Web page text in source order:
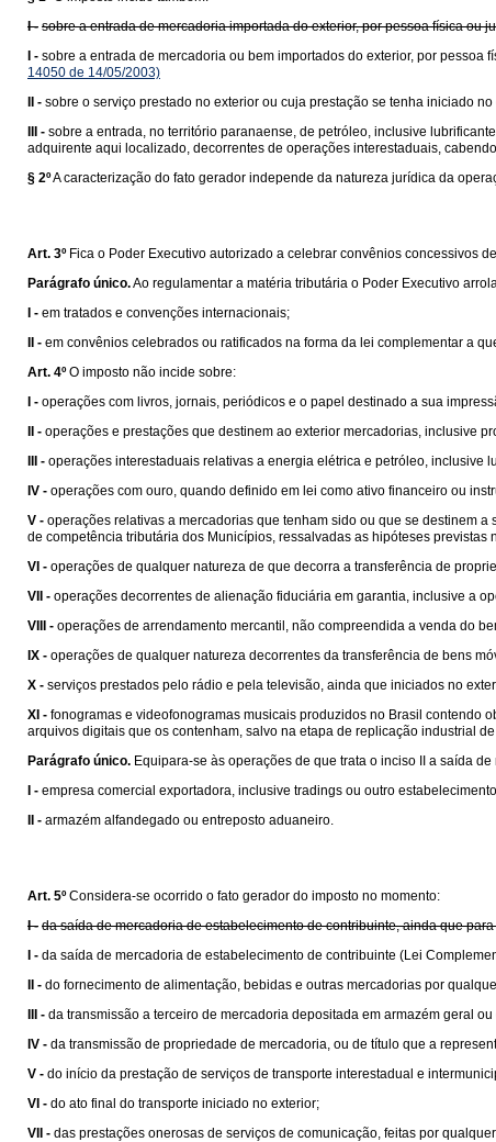
I - sobre a entrada de mercadoria importada do exterior, por pessoa física ou
I - sobre a entrada de mercadoria ou bem importados do exterior, por
14050 de 14/05/2003)
II - sobre o serviço prestado no exterior ou cuja prestação se tenha iniciado no
III - sobre a entrada, no território paranaense, de petróleo, inclusive
adquirente aqui localizado, decorrentes de operações interestaduais,
§ 2ºA caracterização do fato gerador independe da natureza jurídica da
Art. 3º Fica o Poder Executivo autorizado a celebrar convênios concessivos
Parágrafo único.Ao regulamentar a matéria tributária o Poder Executivo
I - em tratados e convenções internacionais;
II - em convênios celebrados ou ratificados na forma da lei complementar a
Art. 4º O imposto não incide sobre:
I - operações com livros, jornais, periódicos e o papel destinado a sua
II - operações e prestações que destinem ao exterior mercadorias, inclusive
III - operações interestaduais relativas a energia elétrica e petróleo,
IV - operações com ouro, quando definido em lei como ativo financeiro ou
V - operações relativas a mercadorias que tenham sido ou que se destinem
de competência tributária dos Municípios, ressalvadas as hipóteses previstas
VI - operações de qualquer natureza de que decorra a transferência de
VII - operações decorrentes de alienação fiduciária em garantia, inclusive a
VIII - operações de arrendamento mercantil, não compreendida a venda do
IX - operações de qualquer natureza decorrentes da transferência de bens
X - serviços prestados pelo rádio e pela televisão, ainda que iniciados no
XI - fonogramas e videofonogramas musicais produzidos no Brasil contendo
arquivos digitais que os contenham, salvo na etapa de replicação industrial
Parágrafo único. Equipara-se às operações de que trata o inciso II a saída
I - empresa comercial exportadora, inclusive tradings ou outro
II - armazém alfandegado ou entreposto aduaneiro.
Art. 5º Considera-se ocorrido o fato gerador do imposto no momento:
I - da saída de mercadoria de estabelecimento de contribuinte, ainda que
I - da saída de mercadoria de estabelecimento de contribuinte (Lei
II - do fornecimento de alimentação, bebidas e outras mercadorias por
III - da transmissão a terceiro de mercadoria depositada em armazém geral
IV - da transmissão de propriedade de mercadoria, ou de título que a
V - do início da prestação de serviços de transporte interestadual e
VI - do ato final do transporte iniciado no exterior;
VII - das prestações onerosas de serviços de comunicação, feitas por